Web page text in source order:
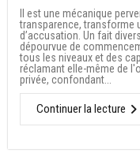
Il est une mécanique
transparence, transforme
d’accusation. Un fait
dépourvue de
tous les niveaux et des
réclamant elle-même de
privée, confondant...
Continuer la lecture